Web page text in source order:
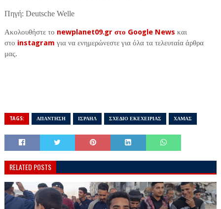
Πηγή: Deutsche Welle
Ακολουθήστε το newplanet09.gr στο Google News και
στο instagram για να ενημερώνεστε για όλα τα τελευταία άρθρα
μας.
TAGS: ΑΠΑΝΤΗΣΗ ΙΣΡΑΗΛ ΣΧΕΔΙΟ ΕΚΕΧΕΙΡΙΑΣ ΧΑΜΑΣ
RELATED POSTS